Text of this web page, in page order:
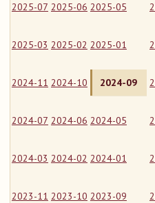
2025-07 2025-06 2025-05
2025-03 2025-02 2025-01
2024-11 2024-10 2024-09
2024-07 2024-06 2024-05
2024-03 2024-02 2024-01
2023-11 2023-10 2023-09